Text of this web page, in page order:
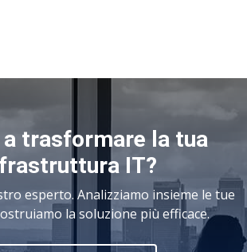
trasformare la tua
IT?
esperto. Analizziamo insieme le tue
la soluzione più efficace.